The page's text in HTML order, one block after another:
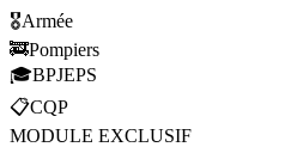
🎖️Armée
🚒Pompiers
🎓BPJEPS
📋CQP
MODULE EXCLUSIF